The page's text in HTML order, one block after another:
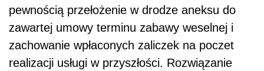
pewnością przełożenie w drodze aneksu do
zawartej umowy terminu zabawy weselnej i
zachowanie wpłaconych zaliczek na poczet
realizacji usługi w przyszłości. Rozwiązanie